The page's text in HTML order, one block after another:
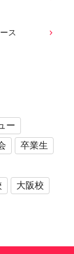
ス
ー
卒業生
大阪校